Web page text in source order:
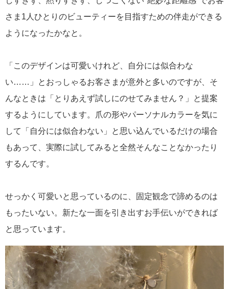
さま1人ひとりのビューティーを目指すための伴走ができる
ようになったかなと。
「このデザインは可愛いけれど、自分には似合わな
い……」とおっしゃるお客さまが意外と多いのですが、そ
んなときは「とりあえず試しにのせてみません？」と提案
するようにしています。爪の形やパーソナルカラーを気に
して「自分には似合わない」と思い込んでいるだけの場合
もあって、実際に試してみると全然そんなことなかったり
するんです。
せっかく可愛いと思っているのに、固定観念で諦めるのは
もったいない。新たな一面を引き出すお手伝いができれば
と思っています。